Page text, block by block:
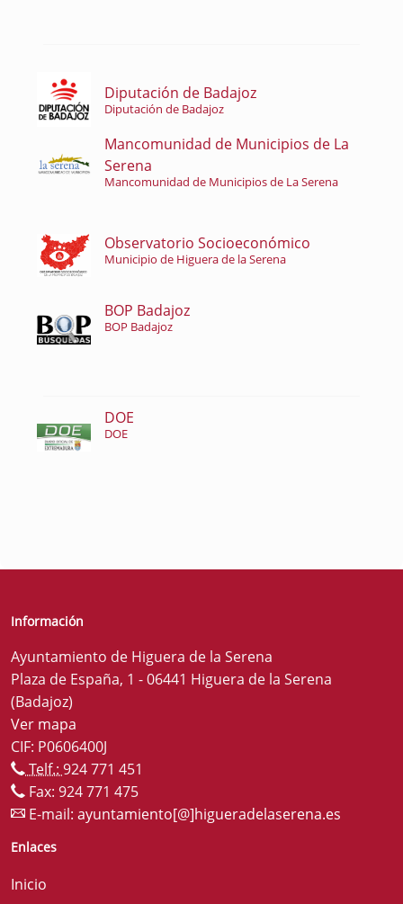
Diputación de Badajoz
Diputación de Badajoz
Mancomunidad de Municipios de La
Serena
Mancomunidad de Municipios de La Serena
Observatorio Socioeconómico
Municipio de Higuera de la Serena
BOP Badajoz
BOP Badajoz
DOE
DOE
Información
Ayuntamiento de Higuera de la Serena
Plaza de España, 1 - 06441 Higuera de la Serena
(Badajoz)
Ver mapa
CIF: P0606400J
Telf.: 924 771 451
Fax: 924 771 475
E-mail: ayuntamiento[@]higueradelaserena.es
Enlaces
Inicio